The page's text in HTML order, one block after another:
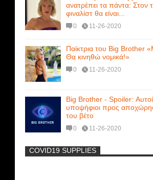
ανατρέπει τα πάντα: Στον
φιναλίστ θα είναι...
0 11-26-2020
Παίκτρια του Big Brother
Θα κινηθώ νομικά!»
0 11-26-2020
Big Brother - Spoiler: Αυτοί
υποψήφιοι προς
του βέτο
0 11-26-2020
-
COVID19 SUPPLIES